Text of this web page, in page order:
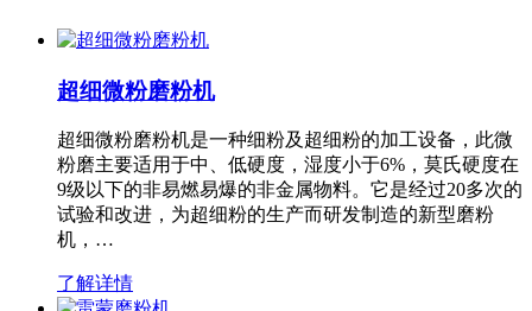
超细微粉磨粉机
超细微粉磨粉机是一种细粉及超细粉的加工设备，此微
粉磨主要适用于中、低硬度，湿度小于6%，莫氏硬度在
9级以下的非易燃易爆的非金属物料。它是经过20多次的
试验和改进，为超细粉的生产而研发制造的新型磨粉
机，…
了解详情